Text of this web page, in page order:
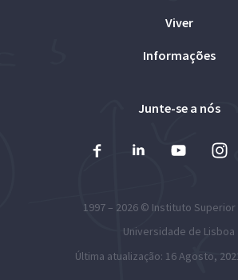
Viver
Informações
Junte-se a nós
1997 – 2026 © Instituto Superior
Universidade de Lisboa
Última atualização: 16 Agosto,